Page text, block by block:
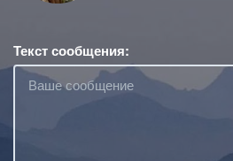
Текст сообщения: